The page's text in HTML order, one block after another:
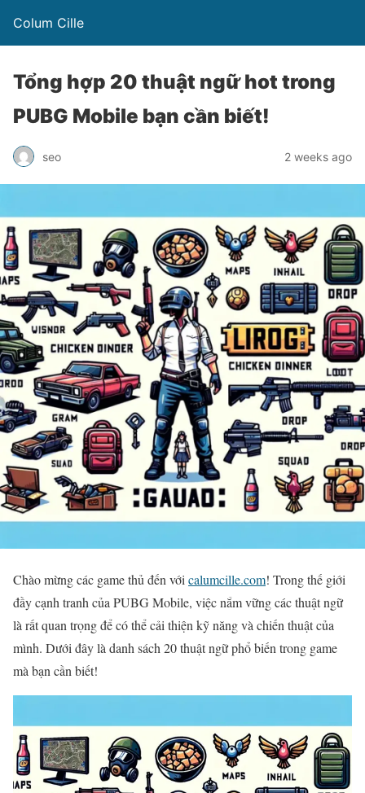
Colum Cille
Tổng hợp 20 thuật ngữ hot trong
PUBG Mobile bạn cần biết!
seo 2 weeks ago
Chào mừng các game thủ đến với calumcille.com! Trong thế giới
đầy cạnh tranh của PUBG Mobile, việc nắm vững các thuật ngữ
là rất quan trọng để có thể cải thiện kỹ năng và chiến thuật của
mình. Dưới đây là danh sách 20 thuật ngữ phổ biến trong game
mà bạn cần biết!